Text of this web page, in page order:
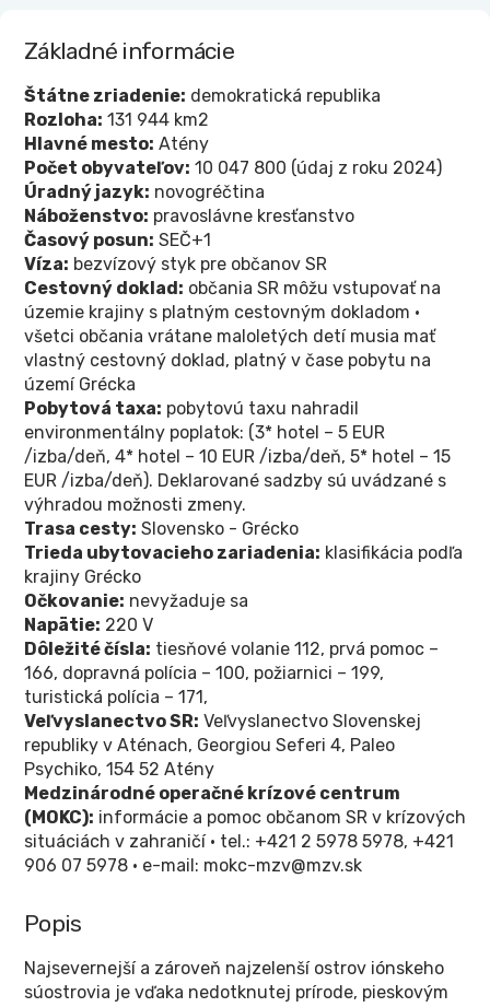
Základné informácie
Štátne zriadenie: demokratická republika
Rozloha: 131 944 km2
Hlavné mesto: Atény
Počet obyvateľov: 10 047 800 (údaj z roku 2024)
Úradný jazyk: novogréčtina
Náboženstvo: pravoslávne kresťanstvo
Časový posun: SEČ+1
Víza: bezvízový styk pre občanov SR
Cestovný doklad: občania SR môžu vstupovať na
územie krajiny s platným cestovným dokladom •
všetci občania vrátane maloletých detí musia mať
vlastný cestovný doklad, platný v čase pobytu na
území Grécka
Pobytová taxa: pobytovú taxu nahradil
environmentálny poplatok: (3* hotel – 5 EUR
/izba/deň, 4* hotel – 10 EUR /izba/deň, 5* hotel – 15
EUR /izba/deň). Deklarované sadzby sú uvádzané s
výhradou možnosti zmeny.
Trasa cesty: Slovensko - Grécko
Trieda ubytovacieho zariadenia: klasifikácia podľa
krajiny Grécko
Očkovanie: nevyžaduje sa
Napätie: 220 V
Dôležité čísla: tiesňové volanie 112, prvá pomoc –
166, dopravná polícia – 100, požiarnici – 199,
turistická polícia – 171,
Veľvyslanectvo SR: Veľvyslanectvo Slovenskej
republiky v Aténach, Georgiou Seferi 4, Paleo
Psychiko, 154 52 Atény
Medzinárodné operačné krízové centrum
(MOKC): informácie a pomoc občanom SR v krízových
situáciách v zahraničí • tel.: +421 2 5978 5978, +421
906 07 5978 • e-mail: mokc-mzv@mzv.sk
Popis
Najsevernejší a zároveň najzelenší ostrov iónskeho
súostrovia je vďaka nedotknutej prírode, pieskovým